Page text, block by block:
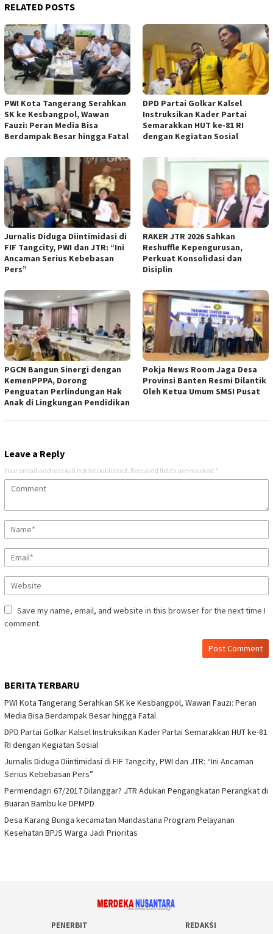
RELATED POSTS
PWI Kota Tangerang Serahkan
SK ke Kesbangpol, Wawan
Fauzi: Peran Media Bisa
Berdampak Besar hingga Fatal
DPD Partai Golkar Kalsel
Instruksikan Kader Partai
Semarakkan HUT ke-81 RI
dengan Kegiatan Sosial
Jurnalis Diduga Diintimidasi di
FIF Tangcity, PWI dan JTR: “Ini
Ancaman Serius Kebebasan
Pers”
RAKER JTR 2026 Sahkan
Reshuffle Kepengurusan,
Perkuat Konsolidasi dan
Disiplin
PGCN Bangun Sinergi dengan
KemenPPPA, Dorong
Penguatan Perlindungan Hak
Anak di Lingkungan Pendidikan
Pokja News Room Jaga Desa
Provinsi Banten Resmi Dilantik
Oleh Ketua Umum SMSI Pusat
Leave a Reply
Your email address will not be published. Required fields are marked *
Save my name, email, and website in this browser for the next time I
comment.
BERITA TERBARU
PWI Kota Tangerang Serahkan SK ke Kesbangpol, Wawan Fauzi: Peran
Media Bisa Berdampak Besar hingga Fatal
DPD Partai Golkar Kalsel Instruksikan Kader Partai Semarakkan HUT ke-81
RI dengan Kegiatan Sosial
Jurnalis Diduga Diintimidasi di FIF Tangcity, PWI dan JTR: “Ini Ancaman
Serius Kebebasan Pers”
Permendagri 67/2017 Dilanggar? JTR Adukan Pengangkatan Perangkat di
Buaran Bambu ke DPMPD
Desa Karang Bunga kecamatan Mandastana Program Pelayanan
Kesehatan BPJS Warga Jadi Prioritas
PENERBIT REDAKSI